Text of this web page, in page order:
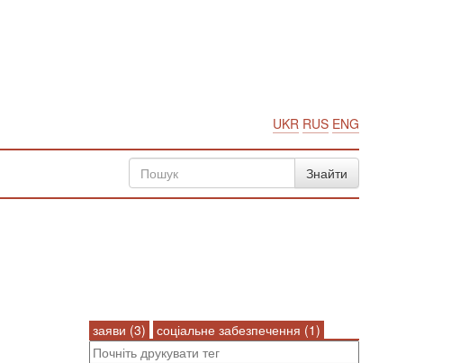
UKR RUS ENG
заяви (3)
соціальне забезпечення (1)